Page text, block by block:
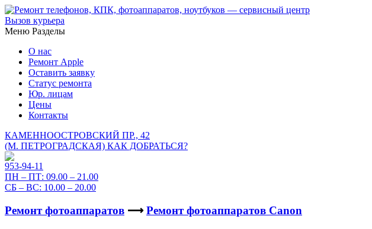
Вызов курьера
Меню Разделы
О нас
Ремонт Apple
Оставить заявку
Статус ремонта
Юр. лицам
Цены
Контакты
КАМЕННООСТРОВСКИЙ ПР., 42
(М. ПЕТРОГРАДСКАЯ) КАК ДОБРАТЬСЯ?
953-94-11
ПН – ПТ: 09.00 – 21.00
СБ – ВС: 10.00 – 20.00
Ремонт фотоаппаратов ⟶ Ремонт фотоаппаратов Canon